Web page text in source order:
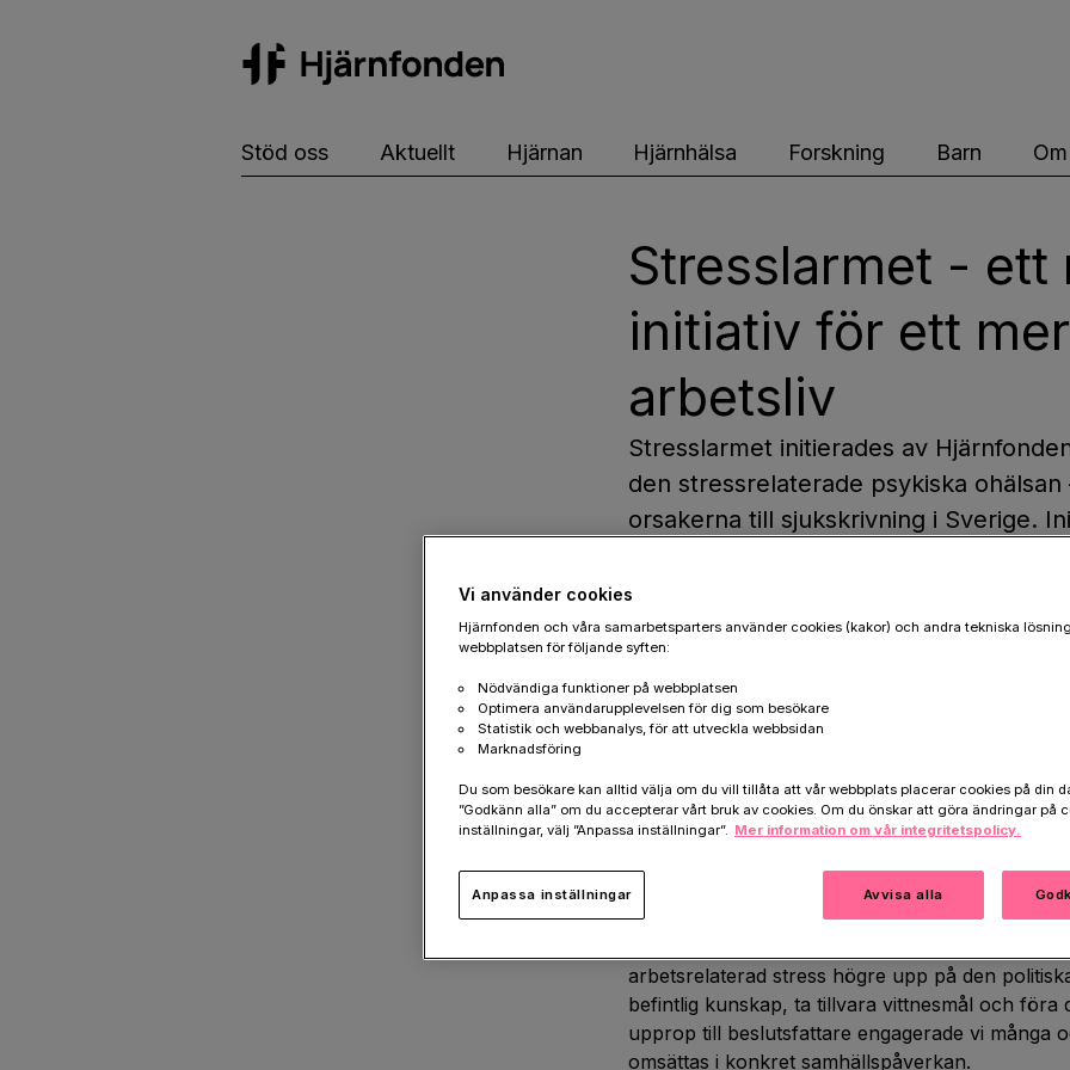
Stöd oss Aktuellt Hjärnan Hjärnhälsa Forskning Barn
Stresslarmet - ett
initiativ för ett
arbetsliv
Stresslarmet initierades av
den stressrelaterade psykiska ohälsan
orsakerna till sjukskrivning i Sverige.
stöd från Postkodlotteriet och
och samhällsdialog för att synliggöra
lösningar, med särskilt fokus på hur
arbetslivet. Genom att engagera
erfarenheter från drabbade bidrog
högre på agendan och tydliggöra
Stresslarmet i korthet
Stresslarmet var Hjärnfondens nationella
arbetsrelaterad stress högre upp på den
befintlig kunskap, ta tillvara vittnesmål och föra
upprop till beslutsfattare engagerade vi många
omsättas i konkret samhällspåverkan.
Vi använder cookies
Hjärnfonden och våra samarbetsparters använder cookies (kakor) och andra tekniska
webbplatsen för följande syften:
Nödvändiga funktioner på webbplatsen
Optimera användarupplevelsen för dig som besökare
Statistik och webbanalys, för att utveckla webbsidan
Marknadsföring
Du som besökare kan alltid välja om du vill tillåta att vår webbplats placerar cookies på din
”Godkänn alla” om du accepterar vårt bruk av cookies. Om du önskar att göra ändringar på
inställningar, välj ”Anpassa inställningar”. Mer information om vår integritetspolicy.
Avvisa alla
Anpassa inställningar